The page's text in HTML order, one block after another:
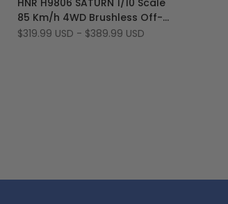
la
lista
de
a
comparar
HNR H9806 SATURN 1/10 Scale
85 Km/h 4WD Brushless Off-
Road Racing RTR Buggy Car
Precio
$319.99 USD - $389.99 USD